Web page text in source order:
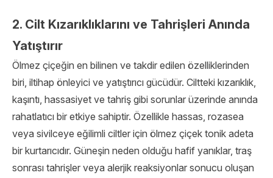
2. Cilt Kızarıklıklarını ve Tahrişleri Anında
Yatıştırır
Ölmez çiçeğin en bilinen ve takdir edilen özelliklerinden
biri, iltihap önleyici ve yatıştırıcı gücüdür. Ciltteki kızarıklık,
kaşıntı, hassasiyet ve tahriş gibi sorunlar üzerinde anında
rahatlatıcı bir etkiye sahiptir. Özellikle hassas, rozasea
veya sivilceye eğilimli ciltler için ölmez çiçek tonik adeta
bir kurtarıcıdır. Güneşin neden olduğu hafif yanıklar, traş
sonrası tahrişler veya alerjik reaksiyonlar sonucu oluşan